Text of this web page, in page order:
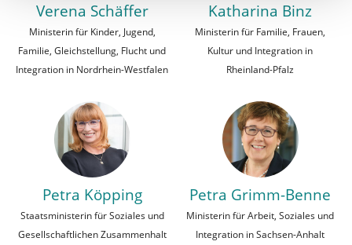
Verena Schäffer
Ministerin für Kinder, Jugend,
Familie, Gleichstellung, Flucht und
Integration in Nordrhein-Westfalen
Katharina Binz
Ministerin für Familie, Frauen,
Kultur und Integration in
Rheinland-Pfalz
Petra Köpping
Staatsministerin für Soziales und
Gesellschaftlichen Zusammenhalt
Petra Grimm-Benne
Ministerin für Arbeit, Soziales und
Integration in Sachsen-Anhalt